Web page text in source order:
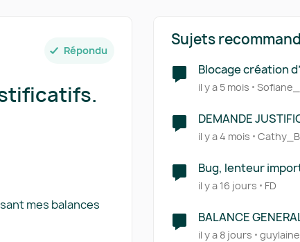
Répondu
mes balances
Sujets
Blocage création
la balance de
il y a 5 mois
DEMANDE
il y a 4 mois
Bug, lenteur
il y a 16 jours FD
BALANCE
il y a 8 jours guylaine